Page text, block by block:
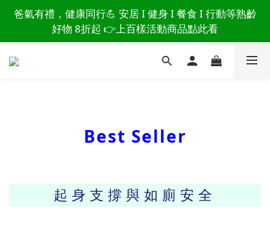
讀懂爸爸總說「不用買」的堅強 👉 3大生活貼心巧
思，找回他的生活主導權
爸氣有禮，健康同行💪 安居 I 健身 I 餐食 I 行動等熟齡
好物 8折起 👉上百樣活動商品點此看
讀懂爸爸總說「不用買」的堅強 👉 3大生活貼心巧
思，找回他的生活主導權
Best Seller
起身支撐與如廁安全